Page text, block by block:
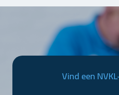
Vind een